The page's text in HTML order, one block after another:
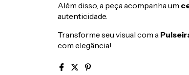
Além disso, a peça acompanha um
autenticidade.
Transforme seu visual com a
com elegância!